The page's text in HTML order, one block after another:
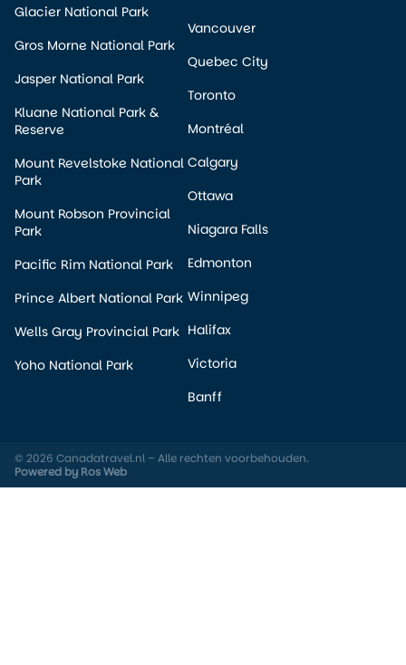
Glacier National Park
Gros Morne National Park
Jasper National Park
Kluane National Park &
Reserve
Mount Revelstoke National
Park
Mount Robson Provincial
Park
Pacific Rim National Park
Prince Albert National Park
Wells Gray Provincial Park
Yoho National Park
Vancouver
Quebec City
Toronto
Montréal
Calgary
Ottawa
Niagara Falls
Edmonton
Winnipeg
Halifax
Victoria
Banff
© 2026 Canadatravel.nl – Alle rechten voorbehouden.
Powered by Ros Web